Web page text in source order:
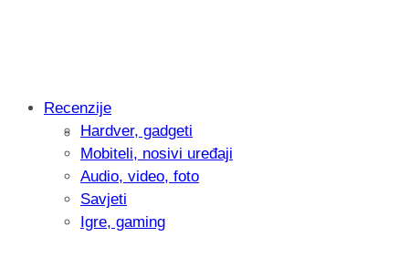
Intervju: Goran Jović, fotograf -
Recenzije
Hardver, gadgeti
Mobiteli, nosivi uređaji
Audio, video, foto
Savjeti
Igre, gaming